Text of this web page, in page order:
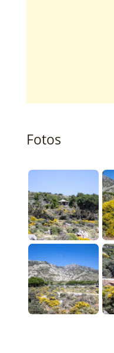
Fotos